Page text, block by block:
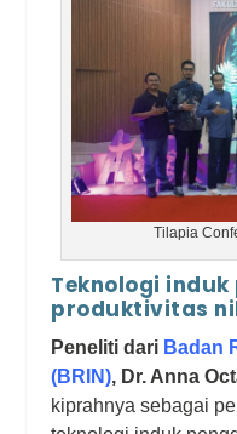
Tilapia
Teknologi
produktivitas
Peneliti dari Badan
(BRIN), Dr. Anna
kiprahnya sebagai